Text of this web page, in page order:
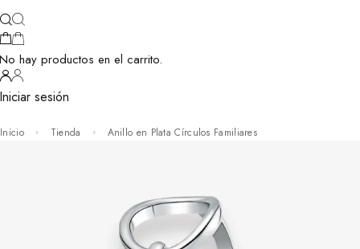
hay productos en el carrito.
sesión
Inicio Tienda Anillo en Plata Círculos Familiares